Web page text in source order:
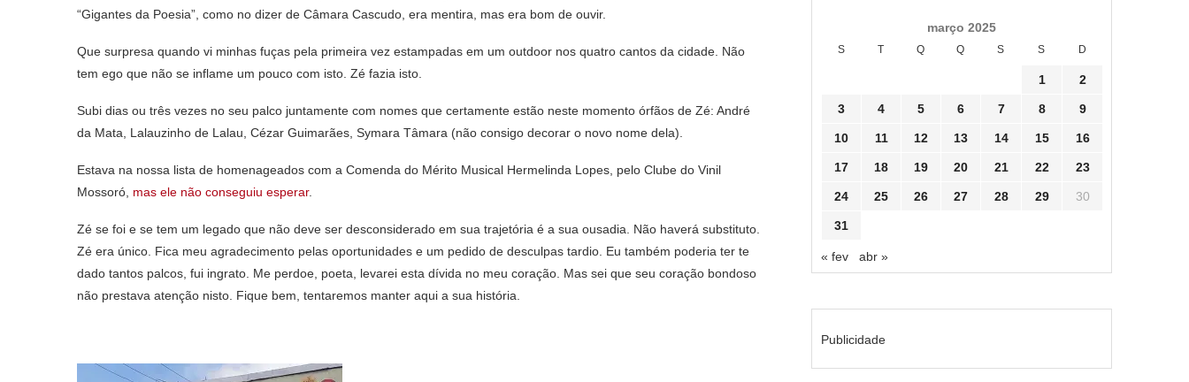
“Gigantes da Poesia”, como no dizer de Câmara Cascudo, era mentira, mas era bom de ouvir.
Que surpresa quando vi minhas fuças pela primeira vez estampadas em um outdoor nos quatro cantos da cidade. Não
tem ego que não se inflame um pouco com isto. Zé fazia isto.
Subi dias ou três vezes no seu palco juntamente com nomes que certamente estão neste momento órfãos de Zé: André
da Mata, Lalauzinho de Lalau, Cézar Guimarães, Symara Tâmara (não consigo decorar o novo nome dela).
Estava na nossa lista de homenageados com a Comenda do Mérito Musical Hermelinda Lopes, pelo Clube do Vinil
Mossoró, mas ele não conseguiu esperar.
Zé se foi e se tem um legado que não deve ser desconsiderado em sua trajetória é a sua ousadia. Não haverá substituto.
Zé era único. Fica meu agradecimento pelas oportunidades e um pedido de desculpas tardio. Eu também poderia ter te
dado tantos palcos, fui ingrato. Me perdoe, poeta, levarei esta dívida no meu coração. Mas sei que seu coração bondoso
não prestava atenção nisto. Fique bem, tentaremos manter aqui a sua história.
março 2025
S T Q Q S S D
1 2
3 4 5 6 7 8 9
10 11 12 13 14 15 16
17 18 19 20 21 22 23
24 25 26 27 28 29 30
31
« fev abr »
Publicidade